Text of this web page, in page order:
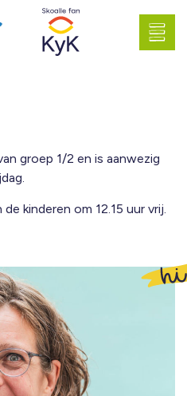
groep 1/2 en is aanwezig
kinderen om 12.15 uur vrij.